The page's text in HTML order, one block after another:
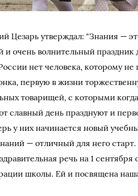
Цезарь утверждал: "Знания —
очень волнительный праздник
нет человека, которому не
первую в жизни
товарищей, с которыми
славный день празднуют и
у них начинается новый
— отличный для него
речь на 1 сентября
школы. Ей и посвящена